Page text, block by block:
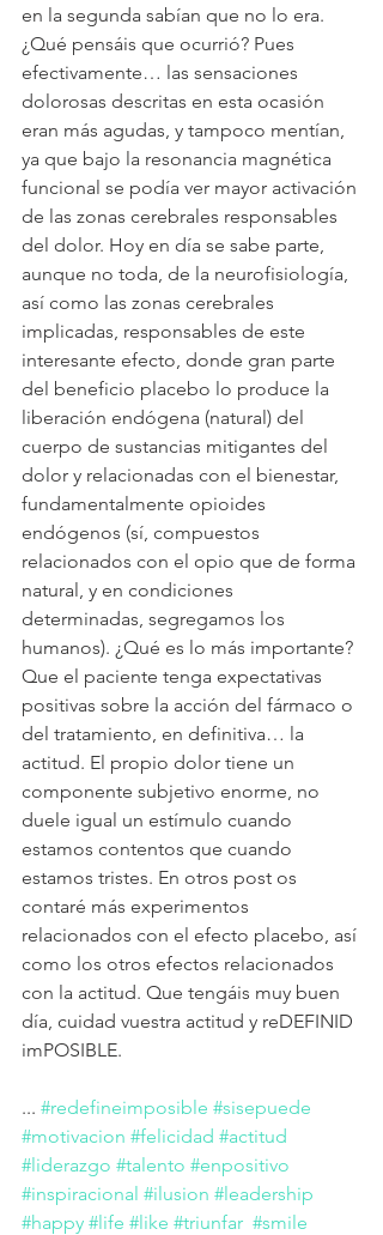
en la segunda sabían que no lo era.
¿Qué pensáis que ocurrió? Pues
efectivamente… las sensaciones
dolorosas descritas en esta ocasión
eran más agudas, y tampoco mentían,
ya que bajo la resonancia magnética
funcional se podía ver mayor activación
de las zonas cerebrales responsables
del dolor. Hoy en día se sabe parte,
aunque no toda, de la neurofisiología,
así como las zonas cerebrales
implicadas, responsables de este
interesante efecto, donde gran parte
del beneficio placebo lo produce la
liberación endógena (natural) del
cuerpo de sustancias mitigantes del
dolor y relacionadas con el bienestar,
fundamentalmente opioides
endógenos (sí, compuestos
relacionados con el opio que de forma
natural, y en condiciones
determinadas, segregamos los
humanos). ¿Qué es lo más importante?
Que el paciente tenga expectativas
positivas sobre la acción del fármaco o
del tratamiento, en definitiva… la
actitud. El propio dolor tiene un
componente subjetivo enorme, no
duele igual un estímulo cuando
estamos contentos que cuando
estamos tristes. En otros post os
contaré más experimentos
relacionados con el efecto placebo, así
como los otros efectos relacionados
con la actitud. Que tengáis muy buen
día, cuidad vuestra actitud y reDEFINID
imPOSIBLE.
... #redefineimposible #sisepuede
#motivacion #felicidad #actitud
#liderazgo #talento #enpositivo
#inspiracional #ilusion #leadership
#happy #life #like #triunfar #smile